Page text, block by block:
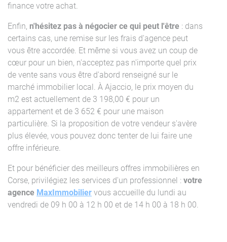
finance votre achat.
Enfin, n'hésitez pas à négocier ce qui peut l'être : dans
certains cas, une remise sur les frais d'agence peut
vous être accordée. Et même si vous avez un coup de
cœur pour un bien, n'acceptez pas n'importe quel prix
de vente sans vous être d'abord renseigné sur le
marché immobilier local. À Ajaccio, le prix moyen du
m2 est actuellement de 3 198,00 € pour un
appartement et de 3 652 € pour une maison
particulière. Si la proposition de votre vendeur s'avère
plus élevée, vous pouvez donc tenter de lui faire une
offre inférieure.
Et pour bénéficier des meilleurs offres immobilières en
Corse, privilégiez les services d'un professionnel : votre
agence MaxImmobilier vous accueille du lundi au
vendredi de 09 h 00 à 12 h 00 et de 14 h 00 à 18 h 00.